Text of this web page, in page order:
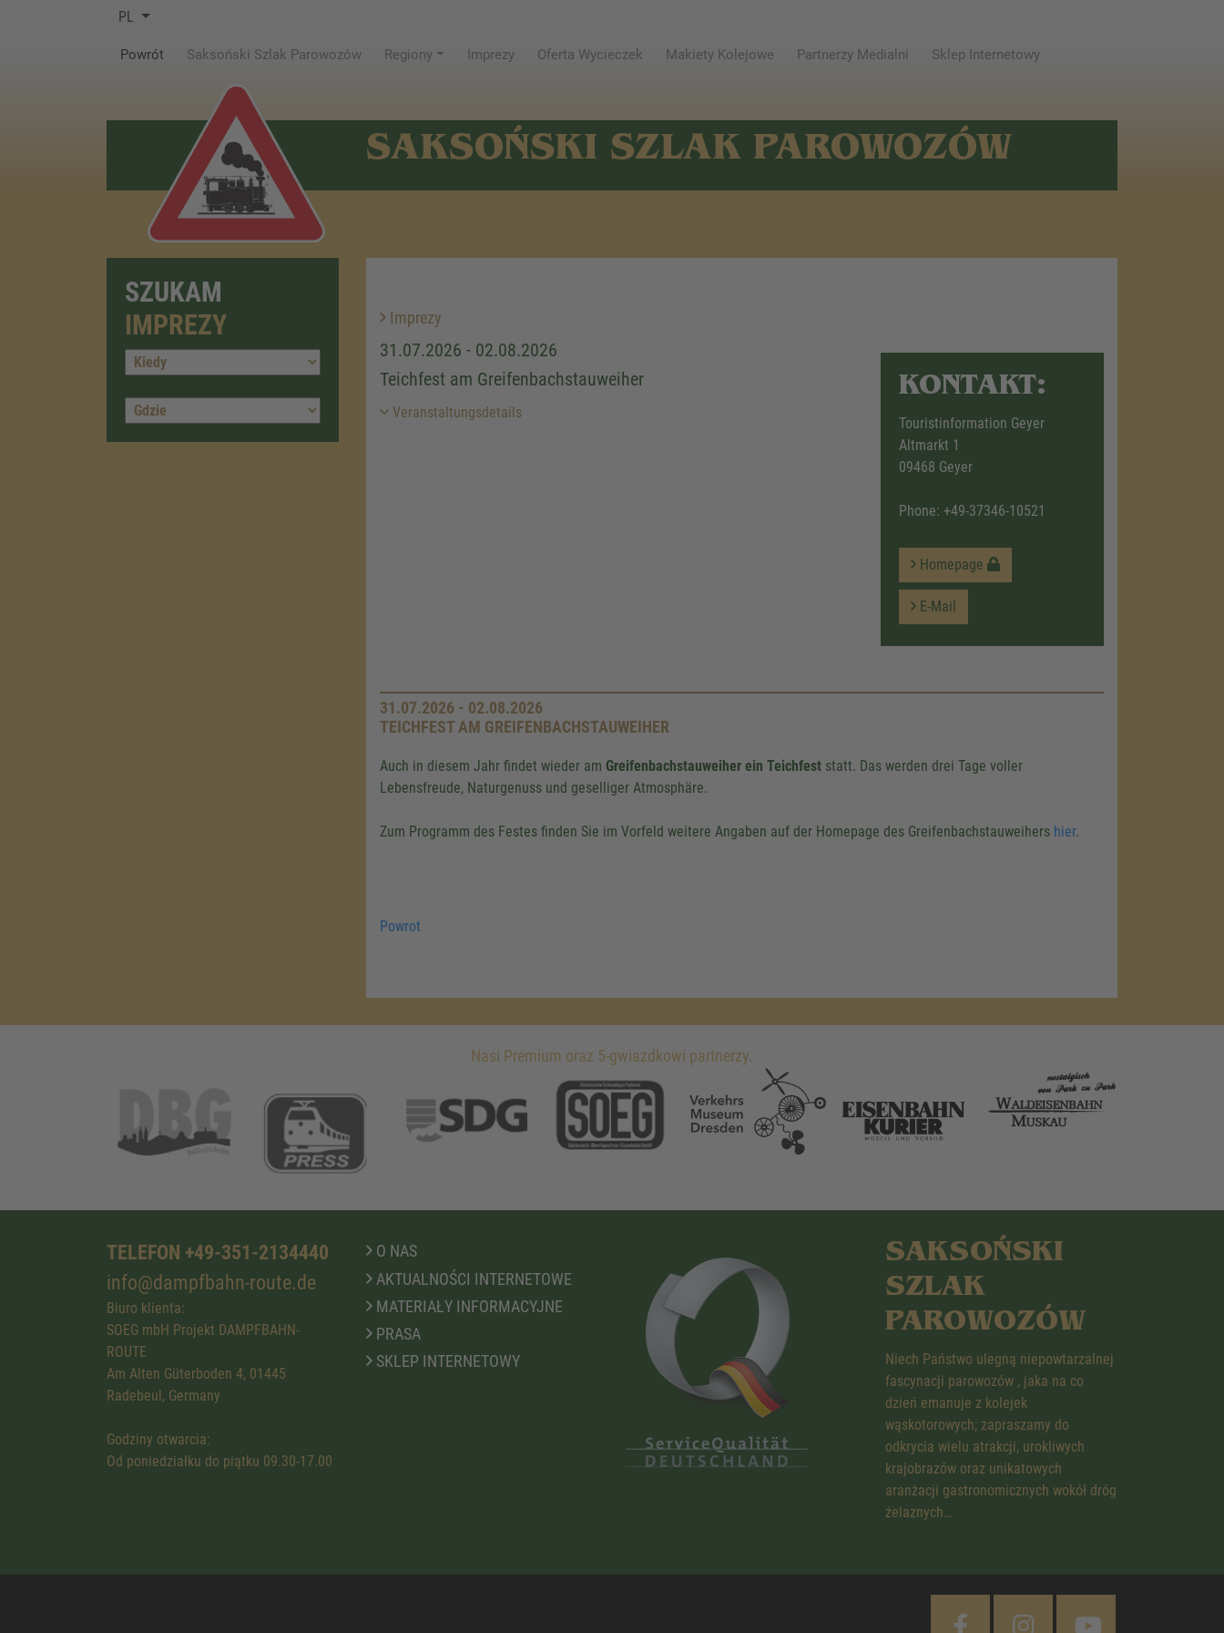
PL
Powrót (current)
Saksoński Szlak Parowozów Regiony Imprezy Oferta Wycieczek Makiety Kolejowe Partnerzy Medialni Sklep Internetowy
SAKSOŃSKI SZLAK PAROWOZÓW
SZUKAM
IMPREZY
Imprezy
31.07.2026 - 02.08.2026
Teichfest am Greifenbachstauweiher
Veranstaltungsdetails
KONTAKT:
Touristinformation Geyer
Altmarkt 1
09468 Geyer
Phone: +49-37346-10521
Homepage
E-Mail
31.07.2026 - 02.08.2026
TEICHFEST AM GREIFENBACHSTAUWEIHER
Auch in diesem Jahr findet wieder am Greifenbachstauweiher ein Teichfest statt. Das werden drei Tage voller
Lebensfreude, Naturgenuss und geselliger Atmosphäre.
Zum Programm des Festes finden Sie im Vorfeld weitere Angaben auf der Homepage des Greifenbachstauweihers hier.
Powrot
Nasi Premium oraz 5-gwiazdkowi partnerzy.
TELEFON +49-351-2134440
info@dampfbahn-route.de
Biuro klienta:
SOEG mbH Projekt DAMPFBAHN-
ROUTE
Am Alten Güterboden 4, 01445
Radebeul, Germany
Godziny otwarcia:
Od poniedziałku do piątku 09.30-17.00
O NAS
AKTUALNOŚCI INTERNETOWE
MATERIAŁY INFORMACYJNE
PRASA
SKLEP INTERNETOWY
SAKSOŃSKI
SZLAK
PAROWOZÓW
Niech Państwo ulegną niepowtarzalnej
fascynacji parowozów , jaka na co
dzień emanuje z kolejek
wąskotorowych; zapraszamy do
odkrycia wielu atrakcji, urokliwych
krajobrazów oraz unikatowych
aranżacji gastronomicznych wokół dróg
żelaznych…